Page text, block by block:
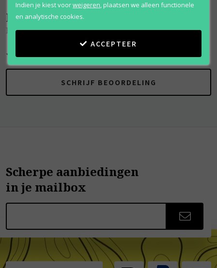
Beoordelingen
Far Away
SCHRIJF BEOORDELING
Scherpe aanbiedingen
in je mailbox
Indien je kiest voorweigeren,plaatsen we alleen functionele
en analytische cookies.
ACCEPTEER